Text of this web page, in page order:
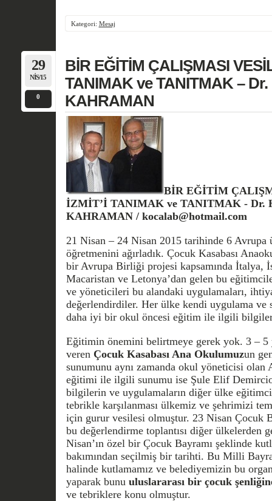
Kategori: Mesaj
29
NIS/15
0
BİR EĞİTİM ÇALIŞMASI
TANIMAK ve TANITMAK –
KAHRAMAN
BİR EĞİTİM
İZMİT’İ TANIMAK ve TANITMAK - Dr.
KAHRAMAN / kocalab@hotmail.com
21 Nisan – 24 Nisan 2015 tarihinde 6 Avrupa
öğretmenini ağırladık. Çocuk Kasabası
bir Avrupa Birliği projesi kapsamında İtalya,
Macaristan ve Letonya’dan gelen bu
ve yöneticileri bu alandaki uygulamaları,
değerlendirdiler. Her ülke kendi uygulama ve
daha iyi bir okul öncesi eğitim ile ilgili
Eğitimin önemini belirtmeye gerek yok. 3 – 5
veren Çocuk Kasabası Ana Okulumuzun
sunumunu aynı zamanda okul yöneticisi olan
eğitimi ile ilgili sunumu ise Şule Elif
bilgilerin ve uygulamaların diğer ülke
tebrikle karşılanması ülkemiz ve şehrimizi
için gurur vesilesi olmuştur. 23 Nisan Çocuk
bu değerlendirme toplantısı diğer ülkelerden
Nisan’ın özel bir Çocuk Bayramı şeklinde
bakımından seçilmiş bir tarihti. Bu Milli
halinde kutlamamız ve belediyemizin bu
yaparak bunu uluslararası bir çocuk
ve tebriklere konu olmuştur.